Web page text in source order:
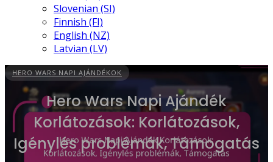
Slovenian (SI)
Finnish (FI)
English (NZ)
Latvian (LV)
HERO WARS NAPI AJÁNDÉKOK
Hero Wars Napi Ajándék
Korlátozások: Korlátozások,
Igénylés problémák, Támogatás